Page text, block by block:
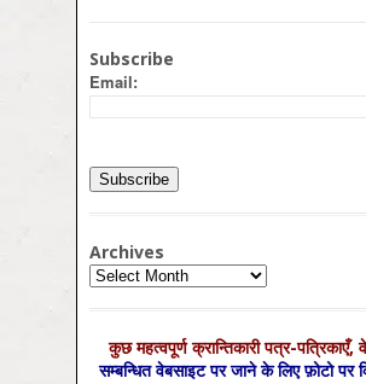
Subscribe
Email:
Archives
Archives
कुछ महत्‍वपूर्ण क्रान्तिकारी पत्र-पत्रिकाएँ,
सम्‍बन्धित वेबसाइट पर जाने के लिए फ़ोटो पर